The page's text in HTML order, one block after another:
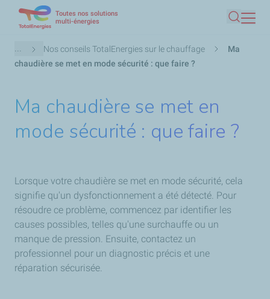
contenu
principal
Toutes nos solutions
multi-énergies
Fil
d'Ariane
... Nos conseils TotalEnergies sur le chauffage
Ma
chaudière se met en mode sécurité : que faire ?
Ma chaudière se met en
mode sécurité : que faire ?
Lorsque votre chaudière se met en mode sécurité, cela
signifie qu'un dysfonctionnement a été détecté. Pour
résoudre ce problème, commencez par identifier les
causes possibles, telles qu'une surchauffe ou un
manque de pression. Ensuite, contactez un
professionnel pour un diagnostic précis et une
réparation sécurisée.